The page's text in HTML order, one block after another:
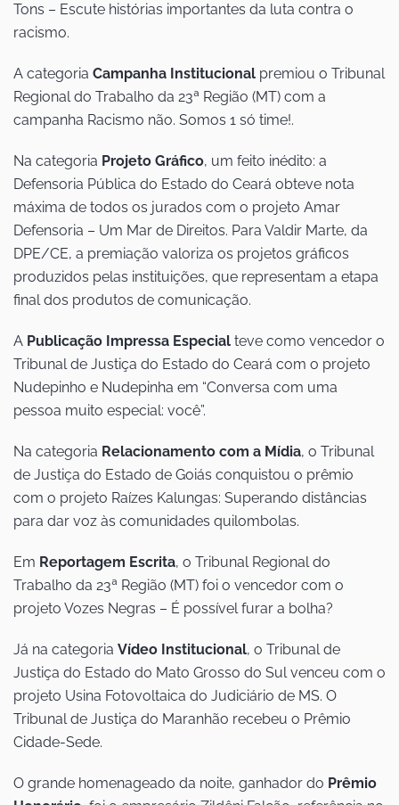
Tons – Escute histórias importantes da luta contra o
racismo.
A categoria Campanha Institucional premiou o Tribunal
Regional do Trabalho da 23ª Região (MT) com a
campanha Racismo não. Somos 1 só time!.
Na categoria Projeto Gráfico, um feito inédito: a
Defensoria Pública do Estado do Ceará obteve nota
máxima de todos os jurados com o projeto Amar
Defensoria – Um Mar de Direitos. Para Valdir Marte, da
DPE/CE, a premiação valoriza os projetos gráficos
produzidos pelas instituições, que representam a etapa
final dos produtos de comunicação.
A Publicação Impressa Especial teve como vencedor o
Tribunal de Justiça do Estado do Ceará com o projeto
Nudepinho e Nudepinha em “Conversa com uma
pessoa muito especial: você”.
Na categoria Relacionamento com a Mídia, o Tribunal
de Justiça do Estado de Goiás conquistou o prêmio
com o projeto Raízes Kalungas: Superando distâncias
para dar voz às comunidades quilombolas.
Em Reportagem Escrita, o Tribunal Regional do
Trabalho da 23ª Região (MT) foi o vencedor com o
projeto Vozes Negras – É possível furar a bolha?
Já na categoria Vídeo Institucional, o Tribunal de
Justiça do Estado do Mato Grosso do Sul venceu com o
projeto Usina Fotovoltaica do Judiciário de MS. O
Tribunal de Justiça do Maranhão recebeu o Prêmio
Cidade-Sede.
O grande homenageado da noite, ganhador do Prêmio